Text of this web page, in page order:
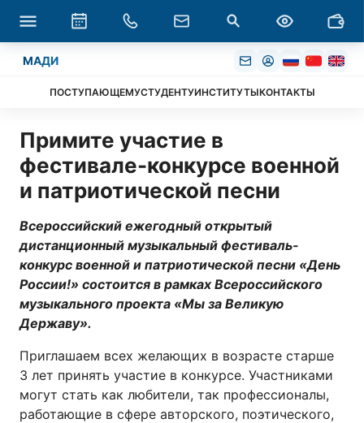
МАДИ
ПОСТУПАЮЩЕМУСТУДЕНТУИНСТИТУТЫКОНТАКТЫ
Примите участие в
фестивале-конкурсе военной
и патриотической песни
Всероссийский ежегодный открытый
дистанционный музыкальный фестиваль-
конкурс военной и патриотической песни «День
России!» состоится в рамках Всероссийского
музыкального проекта «Мы за Великую
Державу».
Приглашаем всех желающих в возрасте старше
3 лет принять участие в конкурсе. Участниками
могут стать как любители, так профессионалы,
работающие в сфере авторского, поэтического,